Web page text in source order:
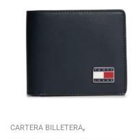
CARTERA BILLETERA,